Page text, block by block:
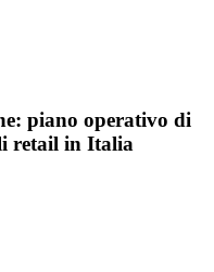
piano operativo di
retail in Italia